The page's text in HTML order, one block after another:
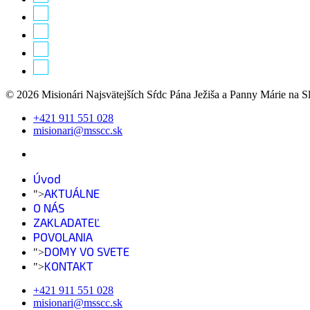
© 2026 Misionári Najsvätejších Sŕdc Pána Ježiša a Panny Márie na
+421 911 551 028
misionari@msscc.sk
Úvod
">AKTUÁLNE
O NÁS
ZAKLADATEĽ
POVOLANIA
">DOMY VO SVETE
">KONTAKT
+421 911 551 028
misionari@msscc.sk